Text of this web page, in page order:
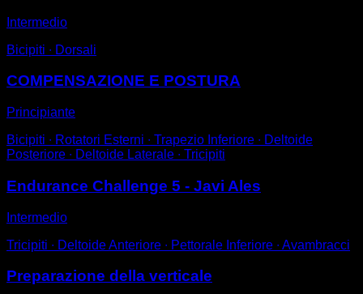
Intermedio
Bicipiti ∙ Dorsali
COMPENSAZIONE E POSTURA
Principiante
Bicipiti ∙ Rotatori Esterni ∙ Trapezio Inferiore ∙ Deltoide
Posteriore ∙ Deltoide Laterale ∙ Tricipiti
Endurance Challenge 5 - Javi Ales
Intermedio
Tricipiti ∙ Deltoide Anteriore ∙ Pettorale Inferiore ∙ Avambracci
Preparazione della verticale